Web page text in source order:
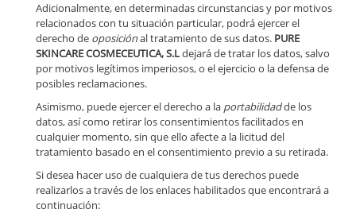
Adicionalmente, en determinadas circunstancias y por motivos
relacionados con tu situación particular, podrá ejercer el
derecho de oposiciónal tratamiento de sus datos. PURE
SKINCARE COSMECEUTICA, S.Ldejará de tratar los datos, salvo
por motivos legítimos imperiosos, o el ejercicio o la defensa de
posibles reclamaciones.
Asimismo, puede ejercer el derecho a la portabilidadde los
datos, así como retirar los consentimientos facilitados en
cualquier momento, sin que ello afecte a la licitud del
tratamiento basado en el consentimiento previo a su retirada.
Si desea hacer uso de cualquiera de tus derechos puede
realizarlos a través de los enlaces habilitados que encontrará a
continuación: